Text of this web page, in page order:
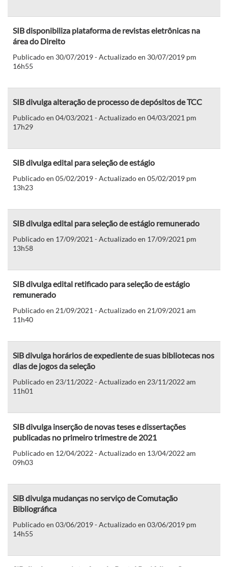
SIB disponibiliza plataforma de revistas eletrônicas na
área do Direito
Publicado en 30/07/2019 - Actualizado en 30/07/2019 pm
16h55
SIB divulga alteração de processo de depósitos de TCC
Publicado en 04/03/2021 - Actualizado en 04/03/2021 pm
17h29
SIB divulga edital para seleção de estágio
Publicado en 05/02/2019 - Actualizado en 05/02/2019 pm
13h23
SIB divulga edital para seleção de estágio remunerado
Publicado en 17/09/2021 - Actualizado en 17/09/2021 pm
13h58
SIB divulga edital retificado para seleção de estágio
remunerado
Publicado en 21/09/2021 - Actualizado en 21/09/2021 am
11h40
SiB divulga horários de expediente de suas bibliotecas nos
dias de jogos da seleção
Publicado en 23/11/2022 - Actualizado en 23/11/2022 am
11h01
SIB divulga inserção de novas teses e dissertações
publicadas no primeiro trimestre de 2021
Publicado en 12/04/2022 - Actualizado en 13/04/2022 am
09h03
SiB divulga mudanças no serviço de Comutação
Bibliográfica
Publicado en 03/06/2019 - Actualizado en 03/06/2019 pm
14h55